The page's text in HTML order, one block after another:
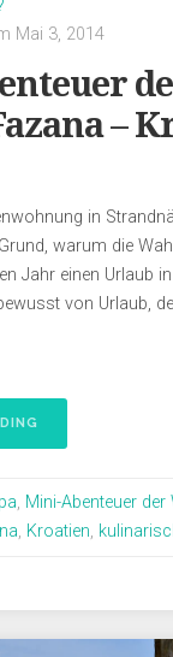
Mai 3, 2014
–
in
warum die
Jahr einen Urlaub
von Urlaub,
, Mini-Abenteuer der
, Kroatien,